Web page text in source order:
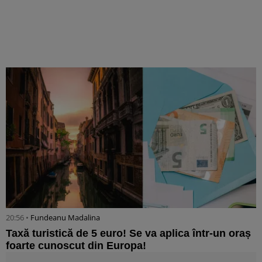
20:56 • Fundeanu Madalina
Taxă turistică de 5 euro! Se va aplica într-un oraș
foarte cunoscut din Europa!